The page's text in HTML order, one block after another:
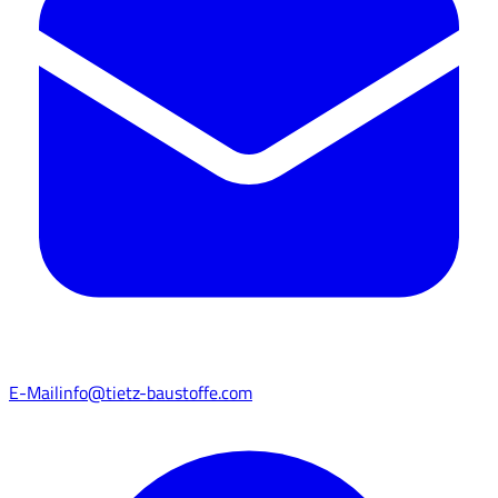
E-Mailinfo@tietz-baustoffe.com